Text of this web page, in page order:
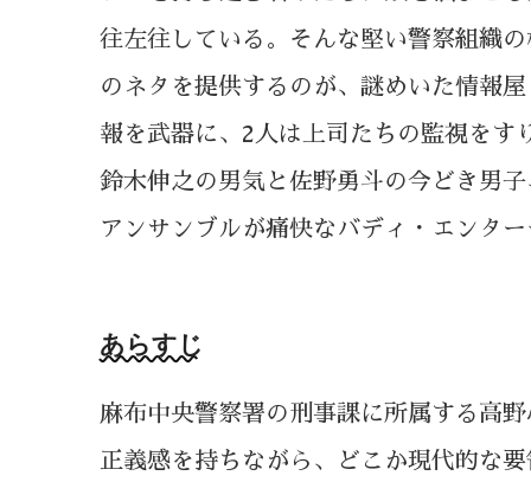
往左往している。そんな堅い警察組織
のネタを提供するのが、謎めいた情報
報を武器に、2人は上司たちの監視をす
鈴木伸之の男気と佐野勇斗の今どき男
アンサンブルが痛快なバディ・エンタ
あらすじ
麻布中央警察署の刑事課に所属する高
正義感を持ちながら、どこか現代的な